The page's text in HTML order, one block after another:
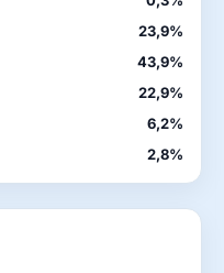
23,9%
43,9%
22,9%
6,2%
2,8%